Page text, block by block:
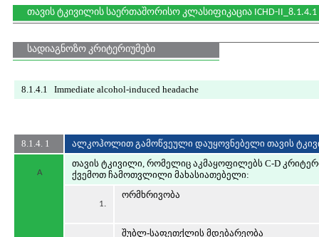
თავის ტკივილის საერთაშორისო კლასიფიკაცია ICHD-II_8.1.4.1
სადიაგნოზო კრიტერიუმები
8.1.4.1 Immediate alcohol-induced headache
8.1.4. 1 ალკოჰოლით გამოწვეული დაუყოვნებელი თავის
A
თავის ტკივილი, რომელიც აკმაყოფილებს C-D
ქვემოთ ჩამოთვლილი მახასიათებელი:
1.
ორმხრივობა
შუბლ-საფეთქლის მდებარეობა